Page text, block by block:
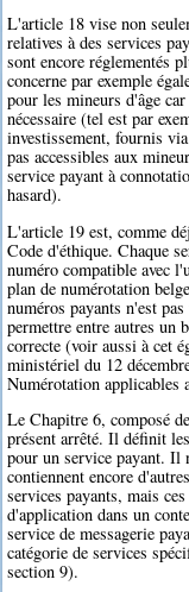
L'article 18 vise non
relatives à des services
sont encore réglementés
concerne par exemple
pour les mineurs d'âge
nécessaire (tel est par
investissement, fournis
pas accessibles aux
service payant à
hasard).
L'article 19 est, comme
Code d'éthique. Chaque
numéro compatible avec
plan de numérotation
numéros payants n'est
permettre entre autres un
correcte (voir aussi à cet
ministériel du 12
Numérotation applicables
Le Chapitre 6, composé
présent arrêté. Il définit
pour un service payant. Il
contiennent encore
services payants, mais
d'application dans un
service de messagerie
catégorie de services
section 9).